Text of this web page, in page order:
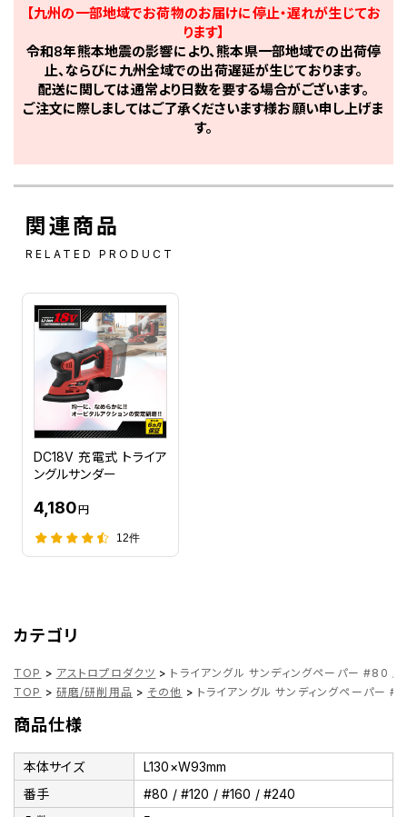
【九州の一部地域でお荷物のお届けに停止・遅れが生じてお
ります】
令和8年熊本地震の影響により、熊本県一部地域での出荷停
止、ならびに九州全域での出荷遅延が生じております。
配送に関しては通常より日数を要する場合がございます。
ご注文に際しましてはご了承くださいます様お願い申し上げま
す。
関連商品
RELATED PRODUCT
DC18V 充電式 トライア
ングルサンダー
4,180円
12件
カテゴリ
TOP > アストロプロダクツ > トライアングル サンディングペーパー
TOP > 研磨/研削用品 > その他 > トライアングル サンディングペーパ
商品仕様
本体サイズ
L130×W93mm
番手
#80 / #120 / #160 / #240